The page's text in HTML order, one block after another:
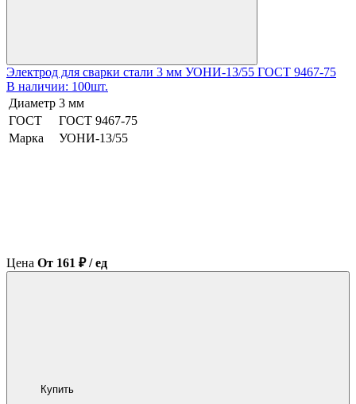
Электрод для сварки стали 3 мм УОНИ-13/55 ГОСТ 9467-75
В наличии: 100шт.
Диаметр 3 мм
ГОСТ
ГОСТ 9467-75
Марка
УОНИ-13/55
Цена От 161 ₽ / ед
Купить